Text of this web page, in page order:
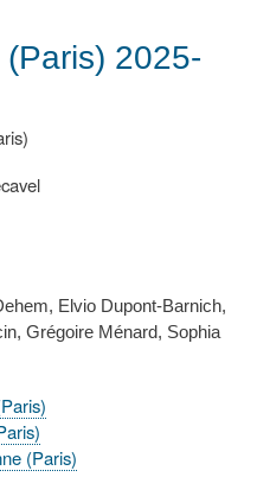
2025-
Elvio Dupont-Barnich,
Grégoire Ménard, Sophia
(Paris)